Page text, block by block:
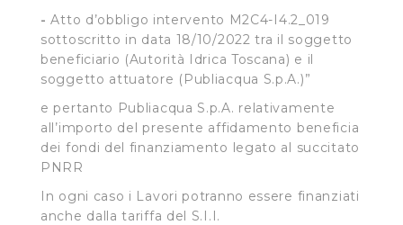
-Atto d’obbligo intervento M2C4-I4.2_019
sottoscritto in data 18/10/2022 tra il soggetto
beneficiario (Autorità Idrica Toscana) e il
soggetto attuatore (Publiacqua S.p.A.)”
e pertanto Publiacqua S.p.A. relativamente
all’importo del presente affidamento beneficia
dei fondi del finanziamento legato al succitato
PNRR
In ogni caso i Lavori potranno essere finanziati
anche dalla tariffa del S.I.I.